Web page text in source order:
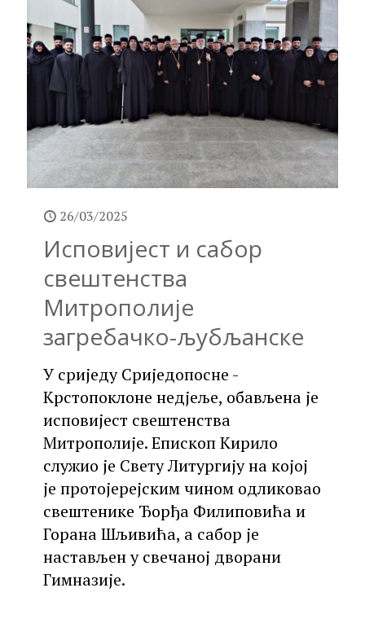
26/03/2025
Исповијест и сабор
свештенства
Митрополије
загребачко-љубљанске
У сриједу Сриједопосне -
Крстопоклоне недјеље, обављена је
исповијест свештенства
Митрополије. Епископ Кирило
служио је Свету Литургију на којој
је протојерејским чином одликовао
свештенике Ђорђа Филиповића и
Горана Шљивића, а сабор је
настављен у свечаној дворани
Гимназије.